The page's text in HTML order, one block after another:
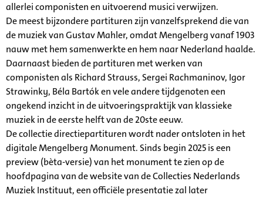
allerlei componisten en uitvoerend musici verwijzen.
De meest bijzondere partituren zijn vanzelfsprekend die van
de muziek van Gustav Mahler, omdat Mengelberg vanaf 1903
nauw met hem samenwerkte en hem naar Nederland haalde.
Daarnaast bieden de partituren met werken van
componisten als Richard Strauss, Sergei Rachmaninov, Igor
Strawinky, Béla Bartók en vele andere tijdgenoten een
ongekend inzicht in de uitvoeringspraktijk van klassieke
muziek in de eerste helft van de 20ste eeuw.
De collectie directiepartituren wordt nader ontsloten in het
digitale Mengelberg Monument. Sinds begin 2025 is een
preview (bèta-versie) van het monument te zien op de
hoofdpagina van de website van de Collecties Nederlands
Muziek Instituut, een officiële presentatie zal later